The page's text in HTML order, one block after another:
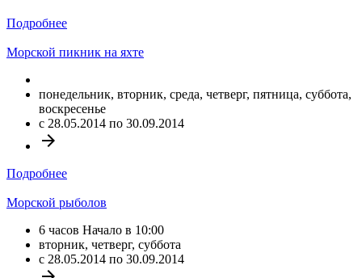
Подробнее
Морской пикник на яхте
понедельник, вторник, среда, четверг, пятница, суббота,
воскресенье
c 28.05.2014 по 30.09.2014
arrow_forward
Подробнее
Морской рыболов
6 часов Начало в 10:00
вторник, четверг, суббота
c 28.05.2014 по 30.09.2014